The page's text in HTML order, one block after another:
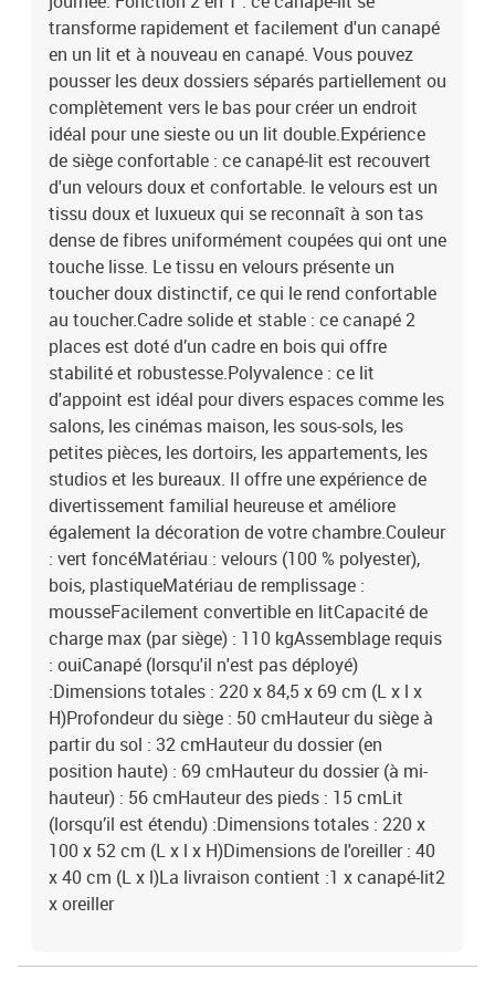
transforme rapidement et facilement d'un canapé
en un lit et à nouveau en canapé. Vous pouvez
pousser les deux dossiers séparés partiellement ou
complètement vers le bas pour créer un endroit
idéal pour une sieste ou un lit double.Expérience
de siège confortable : ce canapé-lit est recouvert
d'un velours doux et confortable. le velours est un
tissu doux et luxueux qui se reconnaît à son tas
dense de fibres uniformément coupées qui ont une
touche lisse. Le tissu en velours présente un
toucher doux distinctif, ce qui le rend confortable
au toucher.Cadre solide et stable : ce canapé 2
places est doté d’un cadre en bois qui offre
stabilité et robustesse.Polyvalence : ce lit
d'appoint est idéal pour divers espaces comme les
salons, les cinémas maison, les sous-sols, les
petites pièces, les dortoirs, les appartements, les
studios et les bureaux. Il offre une expérience de
divertissement familial heureuse et améliore
également la décoration de votre chambre.Couleur
: vert foncéMatériau : velours (100 % polyester),
bois, plastiqueMatériau de remplissage :
mousseFacilement convertible en litCapacité de
charge max (par siège) : 110 kgAssemblage requis
: ouiCanapé (lorsqu'il n'est pas déployé)
:Dimensions totales : 220 x 84,5 x 69 cm (L x l x
H)Profondeur du siège : 50 cmHauteur du siège à
partir du sol : 32 cmHauteur du dossier (en
position haute) : 69 cmHauteur du dossier (à mi-
hauteur) : 56 cmHauteur des pieds : 15 cmLit
(lorsqu’il est étendu) :Dimensions totales : 220 x
100 x 52 cm (L x l x H)Dimensions de l'oreiller : 40
x 40 cm (L x l)La livraison contient :1 x canapé-lit2
x oreiller